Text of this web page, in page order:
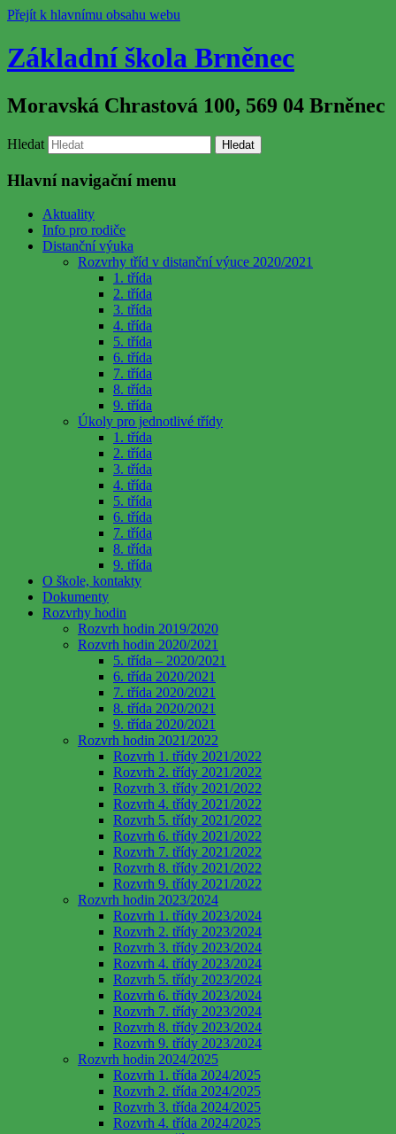
Přejít k hlavnímu obsahu webu
Základní škola Brněnec
Moravská Chrastová 100, 569 04 Brněnec
Hledat
Hlavní navigační menu
Aktuality
Info pro rodiče
Distanční výuka
Rozvrhy tříd v distanční výuce 2020/2021
1. třída
2. třída
3. třída
4. třída
5. třída
6. třída
7. třída
8. třída
9. třída
Úkoly pro jednotlivé třídy
1. třída
2. třída
3. třída
4. třída
5. třída
6. třída
7. třída
8. třída
9. třída
O škole, kontakty
Dokumenty
Rozvrhy hodin
Rozvrh hodin 2019/2020
Rozvrh hodin 2020/2021
5. třída – 2020/2021
6. třída 2020/2021
7. třída 2020/2021
8. třída 2020/2021
9. třída 2020/2021
Rozvrh hodin 2021/2022
Rozvrh 1. třídy 2021/2022
Rozvrh 2. třídy 2021/2022
Rozvrh 3. třídy 2021/2022
Rozvrh 4. třídy 2021/2022
Rozvrh 5. třídy 2021/2022
Rozvrh 6. třídy 2021/2022
Rozvrh 7. třídy 2021/2022
Rozvrh 8. třídy 2021/2022
Rozvrh 9. třídy 2021/2022
Rozvrh hodin 2023/2024
Rozvrh 1. třídy 2023/2024
Rozvrh 2. třídy 2023/2024
Rozvrh 3. třídy 2023/2024
Rozvrh 4. třídy 2023/2024
Rozvrh 5. třídy 2023/2024
Rozvrh 6. třídy 2023/2024
Rozvrh 7. třídy 2023/2024
Rozvrh 8. třídy 2023/2024
Rozvrh 9. třídy 2023/2024
Rozvrh hodin 2024/2025
Rozvrh 1. třída 2024/2025
Rozvrh 2. třída 2024/2025
Rozvrh 3. třída 2024/2025
Rozvrh 4. třída 2024/2025